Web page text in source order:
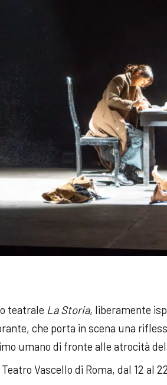
teatrale La Storia, liberamente
che porta in scena una
umano di fronte alle atrocità
Vascello di Roma, dal 12 al